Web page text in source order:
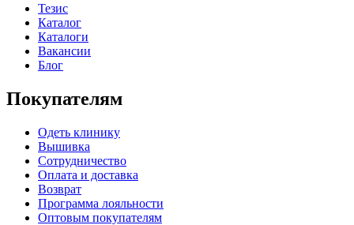
Тезис
Каталог
Каталоги
Вакансии
Блог
Покупателям
Одеть клинику
Вышивка
Сотрудничество
Оплата и доставка
Возврат
Программа лояльности
Оптовым покупателям